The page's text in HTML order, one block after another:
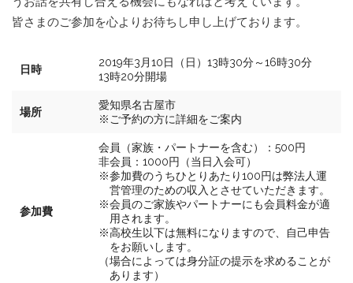
皆さまのご参加を心よりお待ちし申し上げております。
日時
2019年3月10日（日）13時30分～16時30分
13時20分開場
場所
愛知県名古屋市
※ご予約の方に詳細をご案内
参加費
会員（家族・パートナーを含む）：500円
非会員：1000円（当日入会可）
※参加費のうちひとりあたり100円は弊法人運
営管理のための収入とさせていただきます。
※会員のご家族やパートナーにも会員料金が適
用されます。
※高校生以下は無料になりますので、自己申告
をお願いします。
（場合によっては身分証の提示を求めることが
あります）